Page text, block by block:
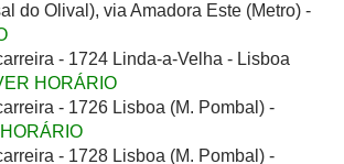
do Olival), via Amadora Este (Metro) -
- 1724 Linda-a-Velha - Lisboa
HORÁRIO
- 1726 Lisboa (M. Pombal) -
- 1728 Lisboa (M. Pombal) -